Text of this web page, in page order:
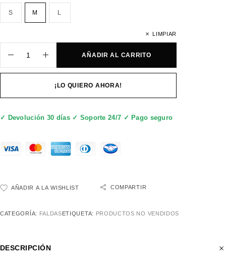
S M L
LIMPIAR
AÑADIR AL CARRITO
¡LO QUIERO AHORA!
✓ Devolución 30 días ✓ Soporte 24/7 ✓ Pago seguro
AÑADIR A LA WISHLIST COMPARTIR
CATEGORÍA: FALDAS ETIQUETA: PRODUCTOS NO VENDIDOS
DESCRIPCIÓN